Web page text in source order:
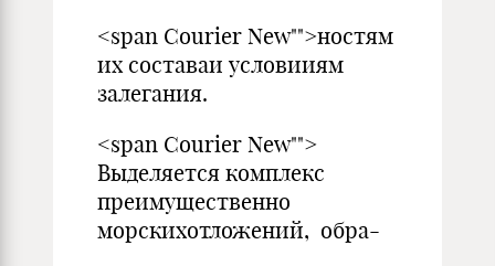
<span Courier New"">ностям
их составаи условииям
залегания.
<span Courier New"">
Выделяется комплекс
преимущественно
морскихотложений, обра-